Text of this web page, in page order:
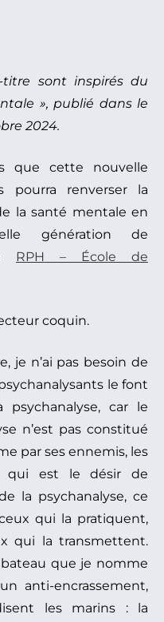
sont inspirés du
», publié dans le
2024.
que cette nouvelle
pourra renverser la
la santé mentale en
génération de
RPH – École de
coquin.
je n’ai pas besoin de
le font
car le
n’est pas constitué
par ses ennemis, les
qui est le désir de
la psychanalyse, ce
qui la pratiquent,
qui la transmettent.
que je nomme
anti-encrassement,
les marins : la